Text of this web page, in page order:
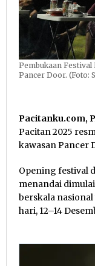
Pembukaan
Pancer Door. (Foto:
Pacitanku.com,
Pacitan 2025
kawasan Pancer
Opening festival
menandai
berskala
hari, 12–14